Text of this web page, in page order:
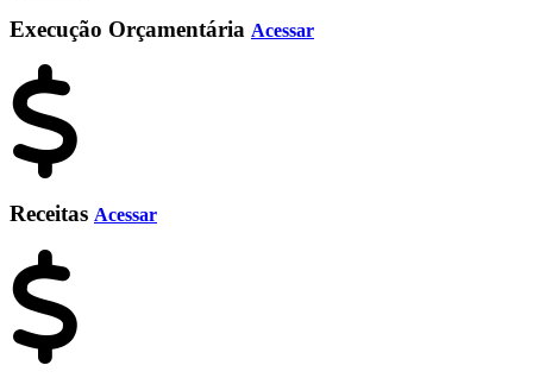
Execução Orçamentária Acessar
Receitas Acessar